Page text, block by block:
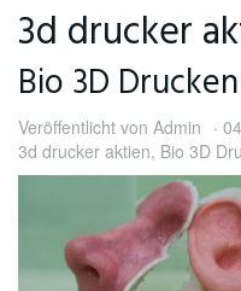
3d drucker
Bio 3D
Veröffentlicht von Admin
3d drucker aktien, Bio 3D